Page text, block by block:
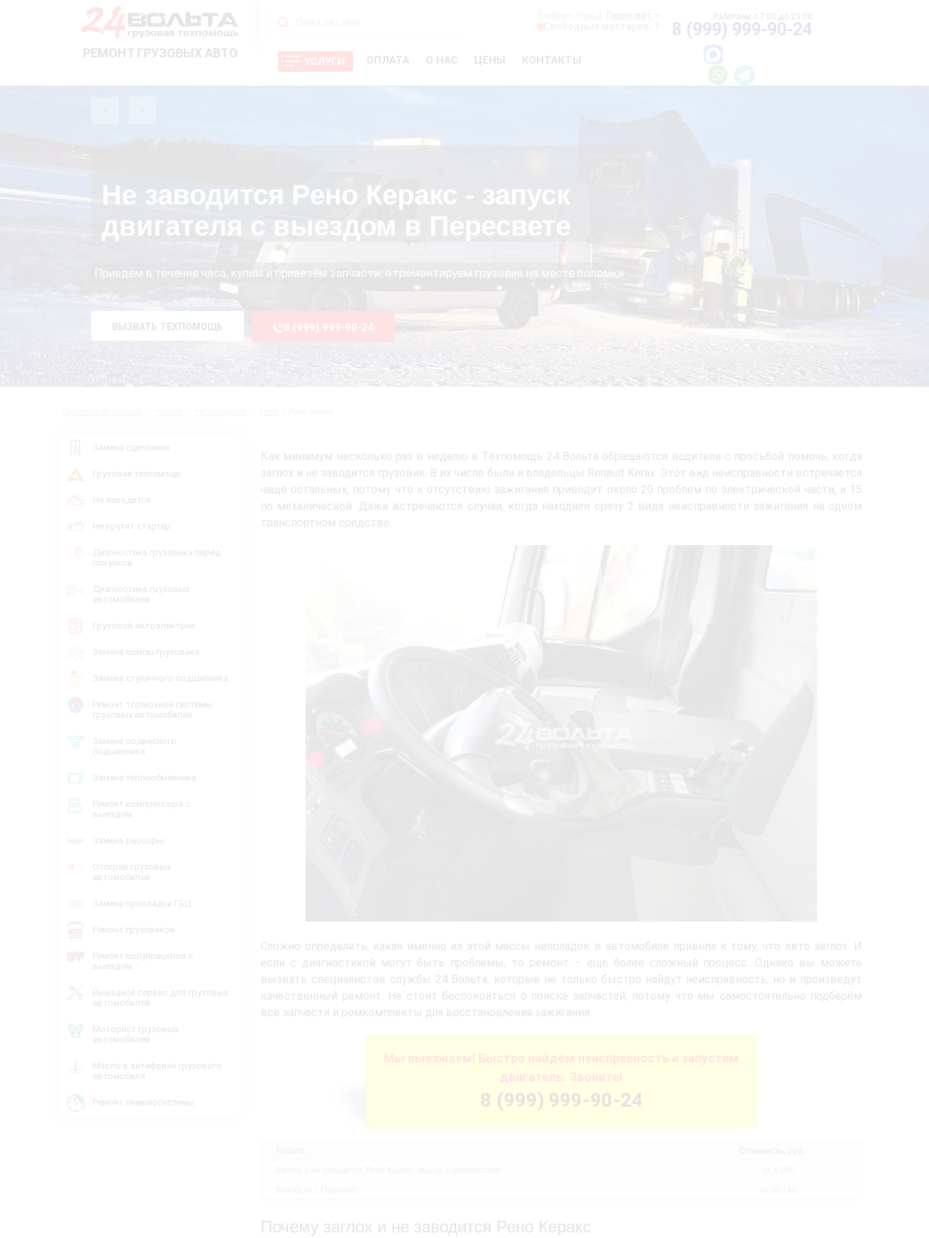
РЕМОНТ ГРУЗОВЫХ АВТО
УСЛУГИ ОПЛАТА О НАС ЦЕНЫ КОНТАКТЫ
8 (999) 999-90-24
Не заводится Рено Керакс - запуск
двигателя с выездом в Пересвете
Приедем в течение часа, купим и привезём запчасти, отремонтируем грузовик на месте поломки
ВЫЗВАТЬ ТЕХПОМОЩЬ 8 (999) 999-90-24
Замена сцепления
Грузовая техпомощь
Не заводится
Не крутит стартер
Диагностика грузовика перед
покупкой
Диагностика грузовых
автомобилей
Грузовой автоэлектрик
Замена помпы грузовика
Замена ступичного подшипника
Ремонт тормозной системы
грузовых автомобилей
Замена подвесного
подшипника
Замена теплообменника
Ремонт компрессора с
выездом
Замена рессоры
Отогрев грузовых
автомобилей
Замена прокладки ГБЦ
Ремонт грузовиков
Ремонт полуприцепов с
выездом
Выездной сервис для грузовых
автомобилей
Моторист грузовых
автомобилей
Масло в антифризе грузового
автомобиля
Ремонт пневмосистемы
Как минимум несколько раз в неделю в Техпомощь 24 Вольта обращаются водители с просьбой помочь, когда
заглох и не заводится грузовик. В их числе были и владельцы Renault Kerax. Этот вид неисправности встречается
чаще остальных, потому что к отсутствию зажигания приводит около 20 проблем по электрической части, и 15
по механической. Даже встречаются случаи, когда находили сразу 2 вида неисправности зажигания на одном
транспортном средстве.
Сложно определить, какая именно из этой массы неполадок в автомобиле привела к тому, что авто заглох. И
если с диагностикой могут быть проблемы, то ремонт – еще более сложный процесс. Однако вы можете
вызвать специалистов службы 24 Вольта, которые не только быстро найдут неисправность, но и произведут
качественный ремонт. Не стоит беспокоиться о поиске запчастей, потому что мы самостоятельно подберём
все запчасти и ремкомплекты для восстановления зажигания.
Мы выезжаем! Быстро найдём неисправность и запустим
двигатель. Звоните!
8 (999) 999-90-24
Почему заглох и не заводится Рено Керакс